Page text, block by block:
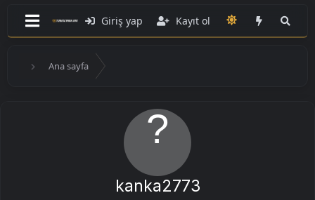
Giriş yap Kayıt ol
Ana sayfa
kanka2773